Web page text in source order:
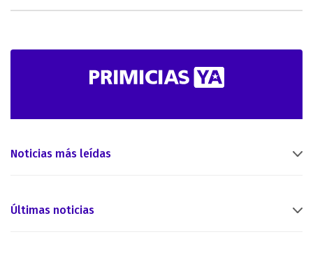
Noticias más leídas
Últimas noticias